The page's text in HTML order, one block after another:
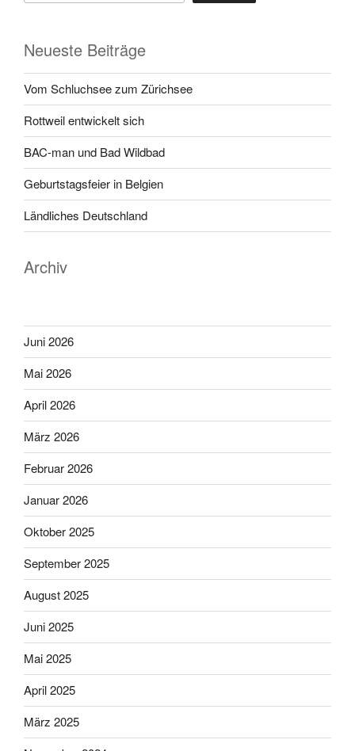
Neueste Beiträge
Vom Schluchsee zum Zürichsee
Rottweil entwickelt sich
BAC-man und Bad Wildbad
Geburtstagsfeier in Belgien
Ländliches Deutschland
Archiv
Juni 2026
Mai 2026
April 2026
März 2026
Februar 2026
Januar 2026
Oktober 2025
September 2025
August 2025
Juni 2025
Mai 2025
April 2025
März 2025